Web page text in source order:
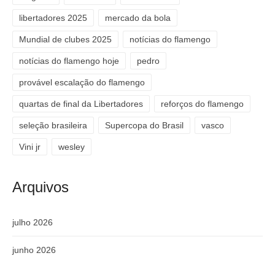
libertadores 2025 mercado da bola
Mundial de clubes 2025 notícias do flamengo
notícias do flamengo hoje pedro
provável escalação do flamengo
quartas de final da Libertadores reforços do flamengo
seleção brasileira Supercopa do Brasil vasco
Vini jr wesley
Arquivos
julho 2026
junho 2026